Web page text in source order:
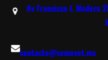
Av Francisco I. Madero
contacto@semevet.mx